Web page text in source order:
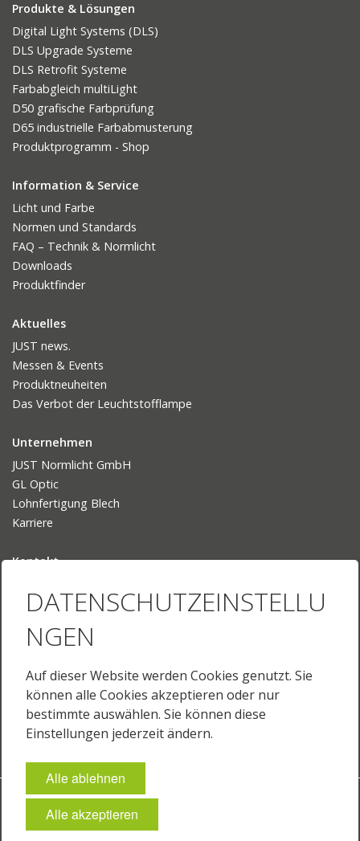
Produkte & Lösungen
Digital Light Systems (DLS)
DLS Upgrade Systeme
DLS Retrofit Systeme
Farbabgleich multiLight
D50 grafische Farbprüfung
D65 industrielle Farbabmusterung
Produktprogramm - Shop
Information & Service
Licht und Farbe
Normen und Standards
FAQ – Technik & Normlicht
Downloads
Produktfinder
Aktuelles
JUST news.
Messen & Events
Produktneuheiten
Das Verbot der Leuchtstofflampe
Unternehmen
JUST Normlicht GmbH
GL Optic
Lohnfertigung Blech
Karriere
Kontakt
Ihr Weg zu uns
Sprache
English
English (US)
Français
Impressum Datenschutz
DATENSCHUTZEINSTELLU
NGEN
Auf dieser Website werden Cookies genutzt. Sie
können alle Cookies akzeptieren oder nur
bestimmte auswählen. Sie können diese
Einstellungen jederzeit ändern.
Alle ablehnen
Alle akzeptieren